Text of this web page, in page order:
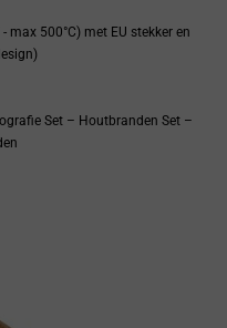
max 500°C) met EU stekker en
Set – Houtbranden Set –